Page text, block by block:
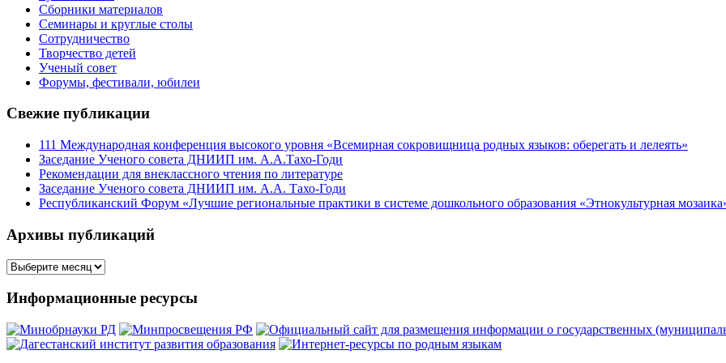
Сборники материалов
Семинары и круглые столы
Сотрудничество
Творчество детей
Ученый совет
Форумы, фестивали, юбилеи
Свежие публикации
111 Международная конференция высокого уровня «Всемирная сокровищница родных языков: оберегать и лелеять»
Заседание Ученого совета ДНИИП им. А.А.Тахо-Годи
Рекомендации для внеклассного чтения по литературе
Заседание Ученого совета ДНИИП им. А.А. Тахо-Годи
Республиканский Форум «Лучшие региональные практики в системе дошкольного образования «Этнокультурная
Архивы публикаций
Архивы
Информационные ресурсы